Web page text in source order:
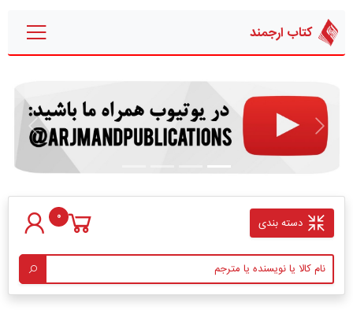
کتاب ارجمند
قبلی بعدی
دسته بندی 0